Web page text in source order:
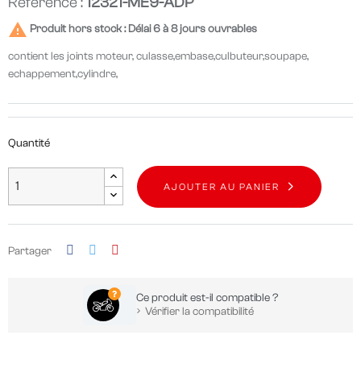
 Produit hors stock : Délai 6 à 8 jours ouvrables
contient les joints moteur, culasse,embase,culbuteur,soupape,
echappement,cylindre,
Quantité
AJOUTER AU PANIER
Partager
Ce produit est-il compatible ?
Vérifier la compatibilité